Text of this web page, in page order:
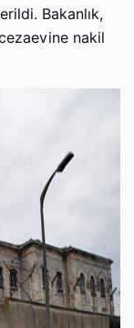
Bakanlık,
nakil